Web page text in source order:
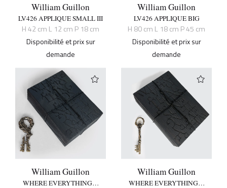
William Guillon
LV426 APPLIQUE SMALL III
H 42 cm L 12 cm P 18 cm
Disponibilité et prix sur
demande
William Guillon
LV426 APPLIQUE BIG
H 80 cm L 18 cm P 45 cm
Disponibilité et prix sur
demande
William Guillon
WHERE EVERYTHING…
William Guillon
WHERE EVERYTHING…